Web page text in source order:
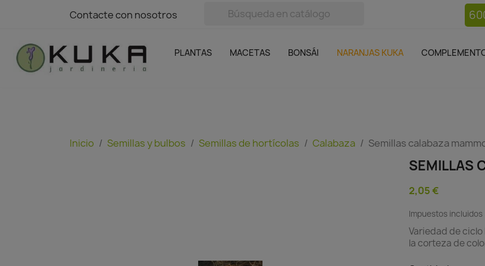
Contacte con nosotros
Contacte con nosotros
PLANTAS MACETAS BONSÁI NARANJAS KUKA
Complementos
SIN GASTOS DE ENVÍO
Inicio Semillas y bulbos Semillas de hortícolas Calabaza Semillas calabaza
SEMILLAS
2,05 €
Impuestos incluidos
Variedad de
la corteza de